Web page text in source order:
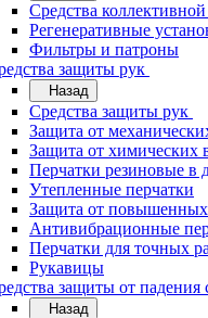
Средства
Регенеративные
Фильтры и патроны
защиты рук
Назад
Средства защиты рук
Защита от
Защита от химических
Перчатки резиновые в
Утепленные перчатки
Защита от повышенных
Антивибрационные
Перчатки для точных
Рукавицы
защиты от падения
Назад